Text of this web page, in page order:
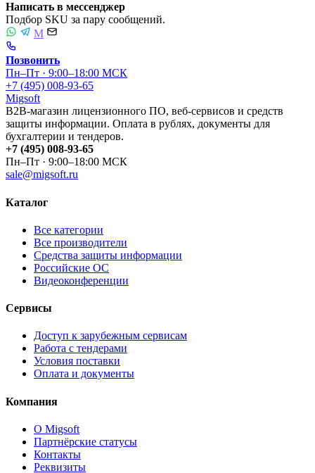
Написать в мессенджер
Подбор SKU за пару сообщений.
M
Позвонить
Пн–Пт · 9:00–18:00 МСК
+7 (495) 008-93-65
Migsoft
B2B-магазин лицензионного ПО, веб-сервисов и средств
защиты информации. Оплата в рублях, документы для
бухгалтерии и тендеров.
+7 (495) 008-93-65
Пн–Пт · 9:00–18:00 МСК
sale@migsoft.ru
Каталог
Все категории
Все производители
Средства защиты информации
Российские ОС
Видеоконференции
Сервисы
Доступ к зарубежным сервисам
Работа с тендерами
Условия поставки
Оплата и документы
Компания
О Migsoft
Партнёрские статусы
Контакты
Реквизиты